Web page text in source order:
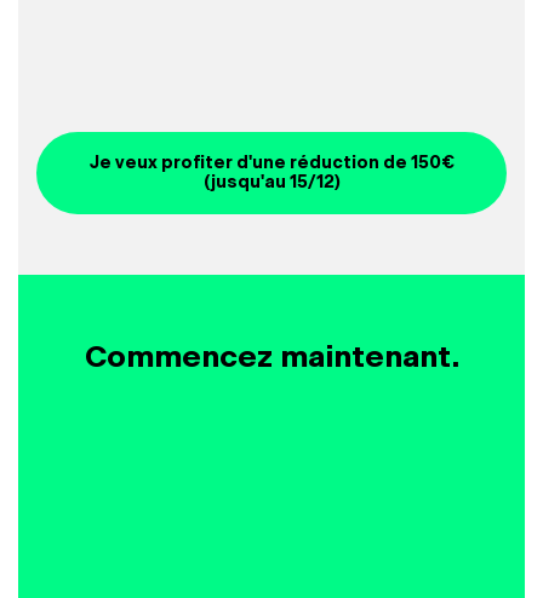
Je veux profiter d'une réduction de 150€
(jusqu'au 15/12)
Commencez maintenant.